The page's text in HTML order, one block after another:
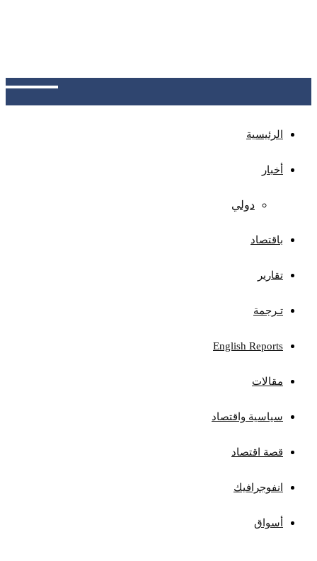
الرئيسية
أخبار
دولي
باقتصاد
تقارير
تـرجمة
English Reports
مقالات
سياسية واقتصاد
قصة اقتصاد
انفوجرافيك
أسواق